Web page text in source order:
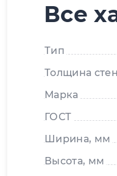
Все
Тип
Толщина
Марка
ГОСТ
Ширина, мм
Высота, мм